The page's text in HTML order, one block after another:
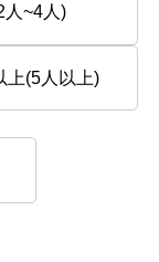
人~4人)
上(5人以上)